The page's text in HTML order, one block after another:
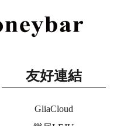
友好連結
GliaCloud